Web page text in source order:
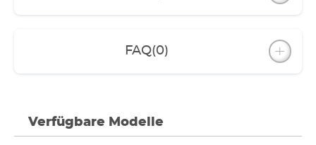
FAQ(0)
Verfügbare Modelle